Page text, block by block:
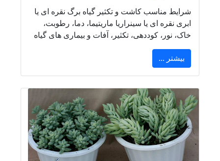
شرایط مناسب کاشت و تکثیر گیاه برگ نقره ای یا
ابری نقره ای یا سینراریا ماریتیما، دما، رطوبت،
خاک، نور، کوددهی، تکثیر، آفات و بیماری های گیاه
بیشتر ...